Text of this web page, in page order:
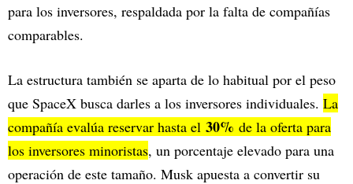
para los inversores, respaldada por la falta de compañías
comparables.
La estructura también se aparta de lo habitual por el peso
que SpaceX busca darles a los inversores individuales. La
compañía evalúa reservar hasta el 30% de la oferta para
los inversores minoristas, un porcentaje elevado para una
operación de este tamaño. Musk apuesta a convertir su